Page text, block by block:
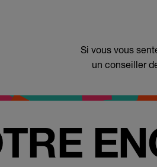
Si vous vous
un conseiller